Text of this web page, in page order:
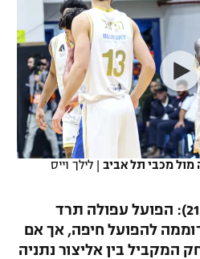
מול מכבי תל אביב | לילך וייס
שני בבית התחתון (21:05): הפועל עפולה תרד
להפועל חיפה, אך אם
בין אליצור נתניה